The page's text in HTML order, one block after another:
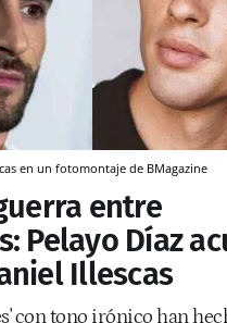
en un fotomontaje de BMagazine
entre
Pelayo Díaz
Illescas
con tono irónico han